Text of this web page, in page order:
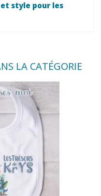
style pour les
LA CATÉGORIE